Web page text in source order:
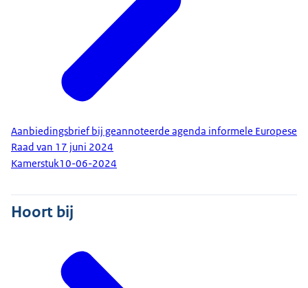
Aanbiedingsbrief bij geannoteerde agenda informele Europese
Raad van 17 juni 2024
Kamerstuk10-06-2024
Hoort bij